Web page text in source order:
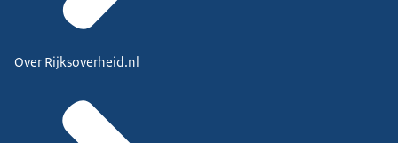
Over Rijksoverheid.nl